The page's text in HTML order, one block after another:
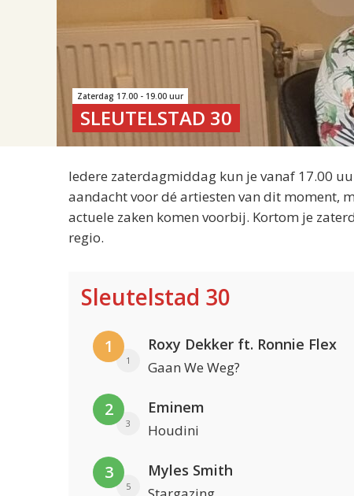
Zaterdag 17.00 - 19.00 uur
SLEUTELSTAD 30
Iedere zaterdagmiddag kun je vanaf 17.00
aandacht voor dé artiesten van dit moment,
actuele zaken komen voorbij. Kortom je
regio.
Sleutelstad 30
1
1
Roxy Dekker ft. Ronnie Flex
Gaan We Weg?
2
3
Eminem
Houdini
3
5
Myles Smith